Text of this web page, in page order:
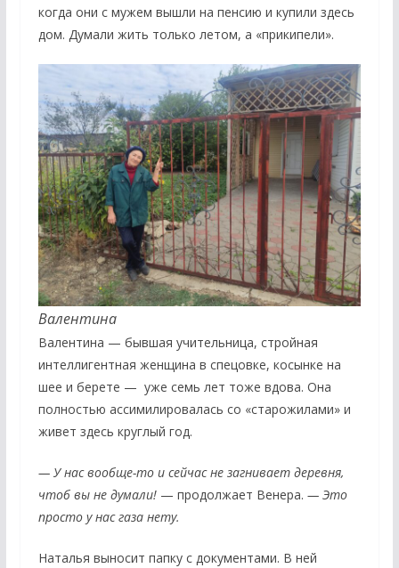
когда они с мужем вышли на пенсию и купили здесь
дом. Думали жить только летом, а «прикипели».
Валентина
Валентина — бывшая учительница, стройная
интеллигентная женщина в спецовке, косынке на
шее и берете — уже семь лет тоже вдова. Она
полностью ассимилировалась со «старожилами» и
живет здесь круглый год.
— У нас вообще-то и сейчас не загнивает деревня,
чтоб вы не думали! — продолжает Венера. — Это
просто у нас газа нету.
Наталья выносит папку с документами. В ней